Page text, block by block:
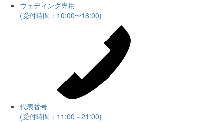
ウェディング専用
(受付時間：10:00〜18:00)
代表番号
(受付時間：11:00～21:00)